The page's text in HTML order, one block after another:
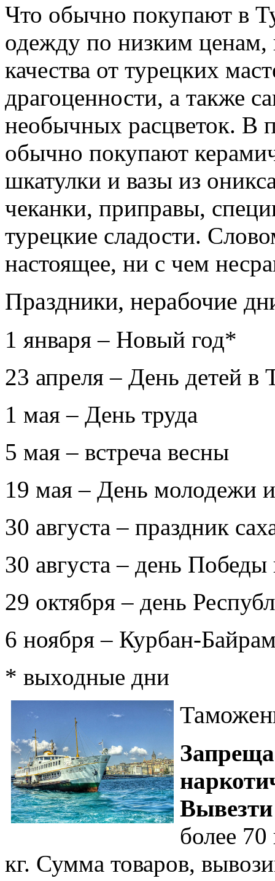
Что обычно покупают в
одежду по низким ценам,
качества от турецких
драгоценности, а также
необычных расцветок. В
обычно покупают
шкатулки и вазы из
чеканки, приправы,
турецкие сладости.
настоящее, ни с чем
Праздники, нерабочие
1 января – Новый год*
23 апреля – День детей в
1 мая – День труда
5 мая – встреча весны
19 мая – День молодежи
30 августа – праздник
30 августа – день
29 октября – день
6 ноября – Курбан-
* выходные дни
более
кг. Сумма товаров,